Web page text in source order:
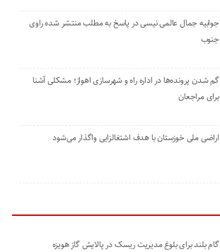
جوابیه جمال عالمی نیسی در پاسخ به مطلب منتشر شده راوی
جنوب
گم شدن پرونده‌ها در اداره راه و شهرسازی اهواز؛ مشکلی آشنا
برای مراجعان
اراضی ملی خوزستان با هدف اشتغالزایی واگذار می‌شود
گام بلند برای بلوغ مدیریت ریسک در پالایش گاز هویزه